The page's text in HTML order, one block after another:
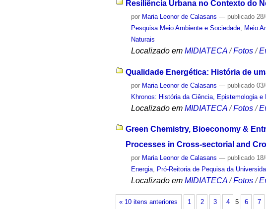
Resiliência Urbana no Contexto do
por Maria Leonor de Calasans — publicado
Pesquisa Meio Ambiente e Sociedade
Meio
Naturais
Localizado em MIDIATECA /Fotos /
Qualidade Energética: História de
por Maria Leonor de Calasans — publicado
Khronos: História da Ciência, Epistemologia e
Localizado em MIDIATECA /Fotos /
Green Chemistry, Bioeconomy &
Processes in Cross-sectorial and
por Maria Leonor de Calasans — publicado
Energia, Pró-Reitoria de Pequisa da
Localizado em MIDIATECA /Fotos /
« 10 itens anteriores 1 2 3 4 5 6 7